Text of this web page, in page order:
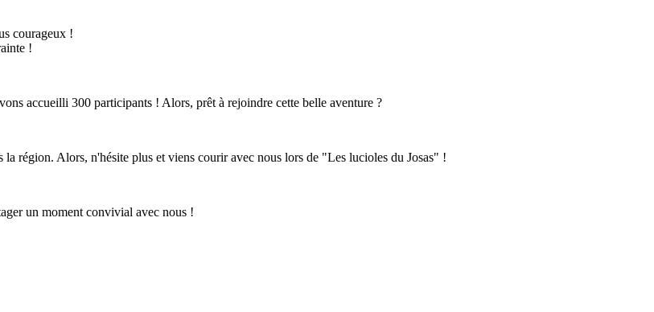
courageux !
!
accueilli 300 participants ! Alors, prêt à rejoindre cette belle aventure ?
région. Alors, n'hésite plus et viens courir avec nous lors de "Les lucioles du Josas" !
un moment convivial avec nous !